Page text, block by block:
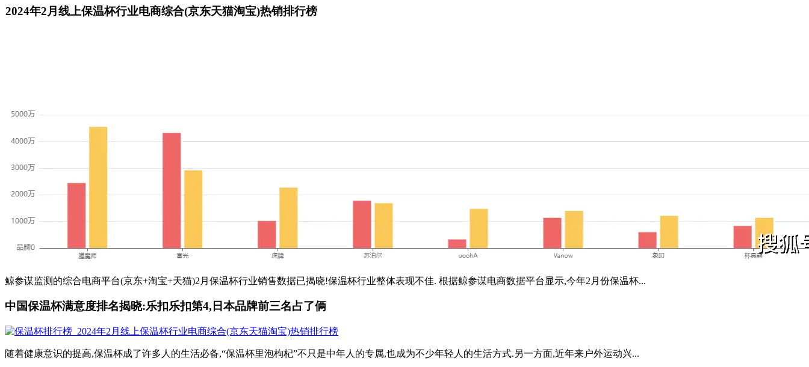
2024年2月线上保温杯行业电商综合(京东天猫淘宝)热销排行榜
鲸参谋监测的综合电商平台(京东+淘宝+天猫)2月保温杯行业销售数据已揭晓!保温杯行业整体表现不佳. 根据鲸参谋电商数据平台显示,今年2月份保温杯...
中国保温杯满意度排名揭晓:乐扣乐扣第4,日本品牌前三名占了俩
随着健康意识的提高,保温杯成了许多人的生活必备,“保温杯里泡枸杞”不只是中年人的专属,也成为不少年轻人的生活方式.另一方面,近年来户外运动兴...